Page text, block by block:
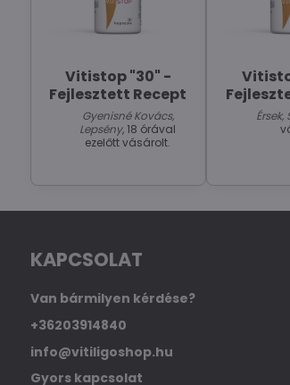
Vitistop "30" -
Fejlesztett Recept
Gyenisné Kovács,
Lepsény, 18 órával
ezelőtt vásárolt.
Érsek,
KAPCSOLAT
Van bármilyen kérdése?
+36203914840
info@vitiligoshop.hu
Gyors kapcsolat